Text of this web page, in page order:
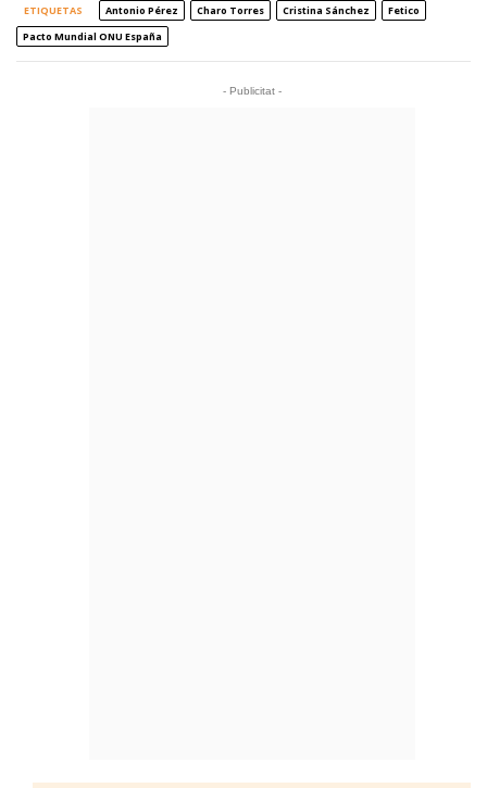
ETIQUETAS Antonio Pérez Charo Torres Cristina Sánchez
Fetico
Pacto Mundial ONU España
- Publicitat -